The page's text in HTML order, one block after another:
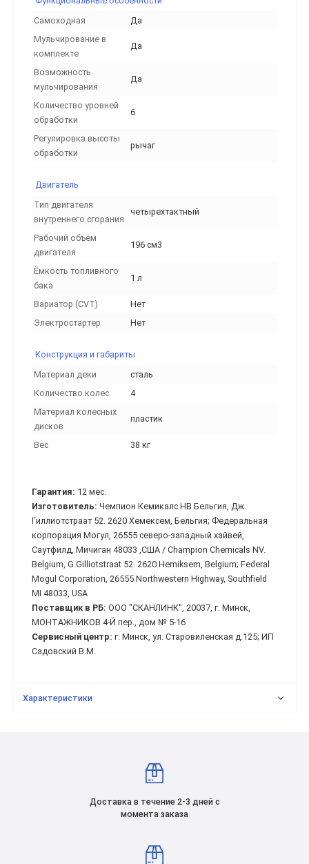
Самоходная
Да
Мульчирование в
комплекте
Да
Возможность
мульчирования
Да
Количество уровней
обработки
6
Регулировка высоты
обработки
рычаг
Двигатель
Тип двигателя
внутреннего сгорания
четырехтактный
Рабочий объём
двигателя
196 см3
Ёмкость топливного
бака
1 л
Вариатор (CVT)
Нет
Электростартер
Нет
Конструкция и габариты
Материал деки
сталь
Количество колес
4
Материал колесных
дисков
пластик
Вес 38 кг
Гарантия: 12 мес.
Изготовитель: Чемпион Кемикалс НВ Бельгия, Дж.
Гиллиотстраат 52. 2620 Хемексем, Бельгия; Федеральная
корпорация Могул, 26555 северо-западный хайвей,
Саутфилд, Мичиган 48033 ,США / Champion Chemicals NV.
Belgium, G.Gilliotstraat 52. 2620 Hemiksem, Belgium; Federal
Mogul Corporation, 26555 Northwestern Highway, Southfield
MI 48033, USA
Поставщик в РБ: ООО "СКАНЛИНК", 20037, г. Минск,
МОНТАЖНИКОВ 4-Й пер., дом № 5-16
Сервисный центр: г. Минск, ул. Старовиленская д.125; ИП
Садовский В.М.
Характеристики
Доставка в течение 2-3 дней с
момента заказа